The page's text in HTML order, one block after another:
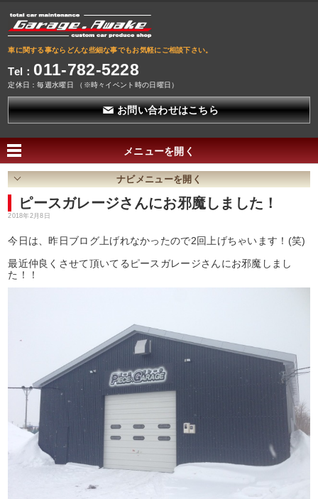
車に関する事ならどんな些細な事でもお気軽にご相談下さい。
Tel： 011-782-5228
定休日：毎週水曜日 （※時々イベント時の日曜日）
お問い合わせはこちら
メニューを開く
ナビメニューを開く
ピースガレージさんにお邪魔しました！
2018年2月8日
今日は、昨日ブログ上げれなかったので2回上げちゃいます！(笑)
最近仲良くさせて頂いてるピースガレージさんにお邪魔しまし
た！！